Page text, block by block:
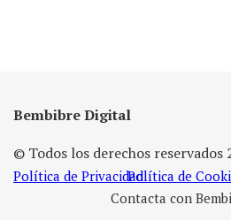
Bembibre Digital
© Todos los derechos reservados
Política de PrivacidadPolítica de
Contacta con